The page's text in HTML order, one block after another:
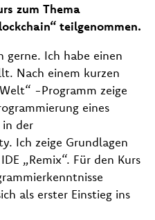
zum Thema
teilgenommen.
gerne. Ich habe einen
Nach einem kurzen
-Programm zeige
eines
in der
Ich zeige Grundlagen
„Remix“. Für den Kurs
als erster Einstieg ins